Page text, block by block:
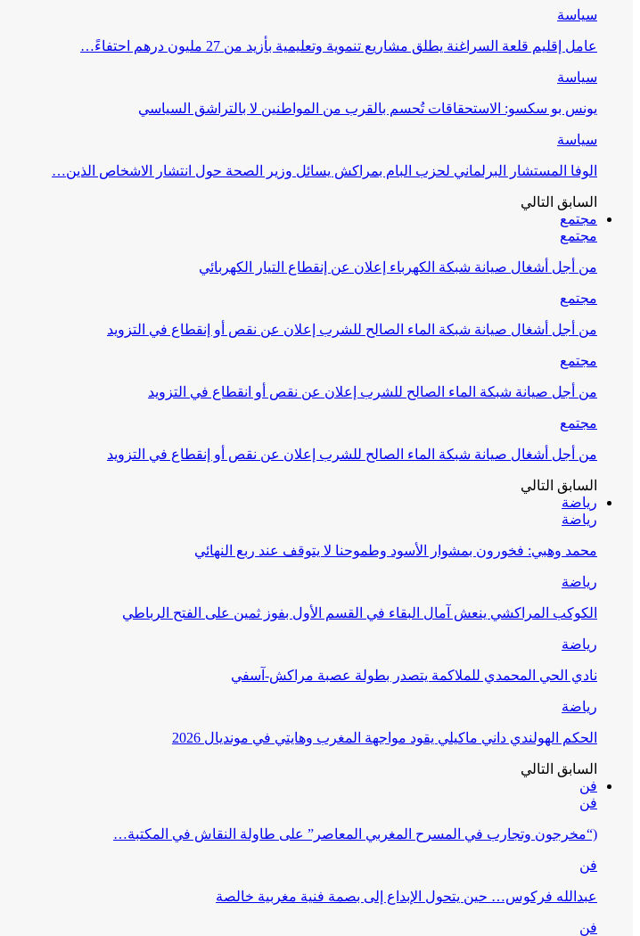
سياسة
عامل إقليم قلعة السراغنة يطلق مشاريع تنموية وتعليمية بأزيد من 27 مليون درهم احتفاءً…
سياسة
يونس بو سكسو: الاستحقاقات تُحسم بالقرب من المواطنين لا بالتراشق السياسي
سياسة
الوفا المستشار البرلماني لحزب البام بمراكش يسائل وزير الصحة حول انتشار الاشخاص الذين…
السابق التالي
مجتمع
مجتمع
من أجل أشغال صيانة شبكة الكهرباء إعلان عن إنقطاع التيار الكهربائي
مجتمع
من أجل أشغال صيانة شبكة الماء الصالح للشرب إعلان عن نقص أو إنقطاع في التزويد
مجتمع
من أجل صيانة شبكة الماء الصالح للشرب إعلان عن نقص أو انقطاع في التزويد
مجتمع
من أجل أشغال صيانة شبكة الماء الصالح للشرب إعلان عن نقص أو إنقطاع في التزويد
السابق التالي
رياضة
رياضة
محمد وهبي: فخورون بمشوار الأسود وطموحنا لا يتوقف عند ربع النهائي
رياضة
الكوكب المراكشي ينعش آمال البقاء في القسم الأول بفوز ثمين على الفتح الرباطي
رياضة
نادي الحي المحمدي للملاكمة يتصدر بطولة عصبة مراكش-آسفي
رياضة
الحكم الهولندي داني ماكيلي يقود مواجهة المغرب وهايتي في مونديال 2026
السابق التالي
فن
فن
(“مخرجون وتجارب في المسرح المغربي المعاصر” على طاولة النقاش في المكتبة…
فن
عبدالله فركوس… حين يتحول الإبداع إلى بصمة فنية مغربية خالصة
فن